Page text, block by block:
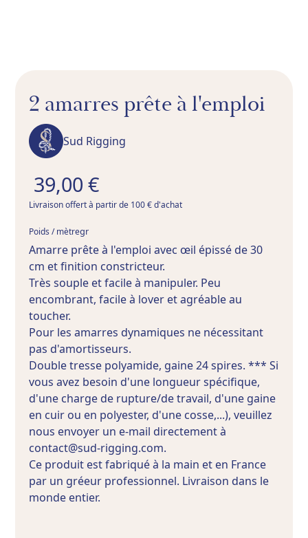
2 amarres prête à l'emploi
Sud Rigging
39,00 €
Livraison offert à partir de 100 € d'achat
Poids / mètregr
Amarre prête à l'emploi avec œil épissé de 30
cm et finition constricteur.
Très souple et facile à manipuler. Peu
encombrant, facile à lover et agréable au
toucher.
Pour les amarres dynamiques ne nécessitant
pas d'amortisseurs.
Double tresse polyamide, gaine 24 spires. *** Si
vous avez besoin d'une longueur spécifique,
d'une charge de rupture/de travail, d'une gaine
en cuir ou en polyester, d'une cosse,...), veuillez
nous envoyer un e-mail directement à
contact@sud-rigging.com.
Ce produit est fabriqué à la main et en France
par un gréeur professionnel. Livraison dans le
monde entier.